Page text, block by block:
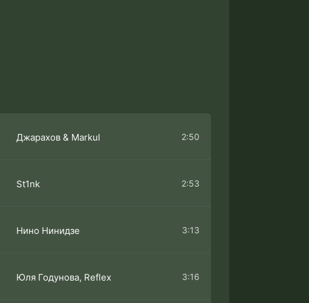
Джарахов & Markul 2:50
St1nk 2:53
Нино Нинидзе 3:13
Юля Годунова, Reflex 3:16